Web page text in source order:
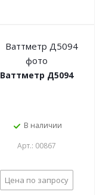
Ваттметр Д5094
В наличии
Арт.: 00867
Цена по запросу